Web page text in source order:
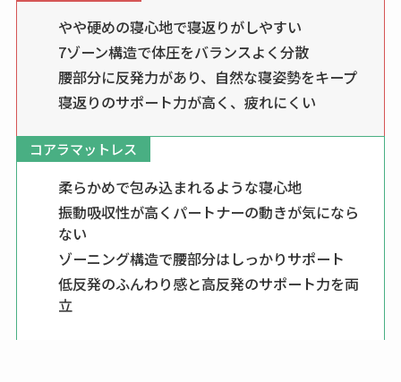
やや硬めの寝心地で寝返りがしやすい
7ゾーン構造で体圧をバランスよく分散
腰部分に反発力があり、自然な寝姿勢をキープ
寝返りのサポート力が高く、疲れにくい
コアラマットレス
柔らかめで包み込まれるような寝心地
振動吸収性が高くパートナーの動きが気になら
ない
ゾーニング構造で腰部分はしっかりサポート
低反発のふんわり感と高反発のサポート力を両
立